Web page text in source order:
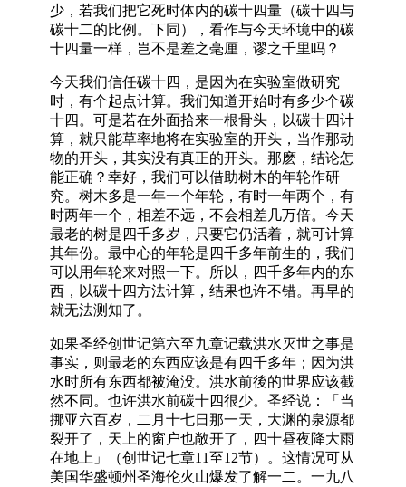
少，若我们把它死时体内的碳十四量（碳十四与
碳十二的比例。下同），看作与今天环境中的碳
十四量一样，岂不是差之毫厘，谬之千里吗？
今天我们信任碳十四，是因为在实验室做研究
时，有个起点计算。我们知道开始时有多少个碳
十四。可是若在外面拾来一根骨头，以碳十四计
算，就只能草率地将在实验室的开头，当作那动
物的开头，其实没有真正的开头。那麽，结论怎
能正确？幸好，我们可以借助树木的年轮作研
究。树木多是一年一个年轮，有时一年两个，有
时两年一个，相差不远，不会相差几万倍。今天
最老的树是四千多岁，只要它仍活着，就可计算
其年份。最中心的年轮是四千多年前生的，我们
可以用年轮来对照一下。所以，四千多年内的东
西，以碳十四方法计算，结果也许不错。再早的
就无法测知了。
如果圣经创世记第六至九章记载洪水灭世之事是
事实，则最老的东西应该是有四千多年；因为洪
水时所有东西都被淹没。洪水前後的世界应该截
然不同。也许洪水前碳十四很少。圣经说：「当
挪亚六百岁，二月十七日那一天，大渊的泉源都
裂开了，天上的窗户也敞开了，四十昼夜降大雨
在地上」（创世记七章11至12节）。这情况可从
美国华盛顿州圣海伦火山爆发了解一二。一九八